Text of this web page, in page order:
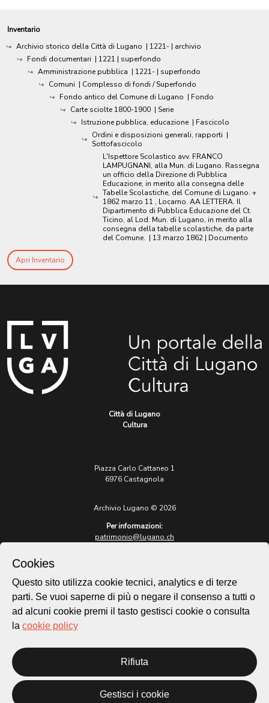
Inventario
Archivio storico della Città di Lugano | 1221- | archivio
Fondi documentari | 1221 | superfondo
Amministrazione pubblica | 1221- | superfondo
Comuni | Complesso di fondi / Superfondo
Fondo antico del Comune di Lugano | Fondo
Carte sciolte 1800-1900 | Serie
Istruzione pubblica, educazione | Fascicolo
Ordini e disposizioni generali, rapporti |
Sottofascicolo
L'Ispettore Scolastico avv. FRANCO
LAMPUGNANI, alla Mun. di Lugano. Rassegna
un officio della Direzione di Pubblica
Educazione, in merito alla consegna delle
Tabelle Scolastiche, del Comune di Lugano. +
1862 marzo 11 , Locarno. AA LETTERA. Il
Dipartimento di Pubblica Educazione del Ct.
Ticino, al Lod. Mun. di Lugano, in merito alla
consegna della tabelle scolastiche, da parte
del Comune. | 13 marzo 1862 | Documento
Apri Inventario
Città di Lugano
Cultura
Piazza Carlo Cattaneo 1
6976 Castagnola
Archivio Lugano © 2026
Per informazioni:
patrimonio@lugano.ch
lugano.ch
Cookie policy
Homepage
Temi
Mappa
Novità
Cookies
Questo sito utilizza cookie tecnici, analytics e di terze
parti. Se vuoi saperne di più o negare il consenso a tutti o
ad alcuni cookie premi il tasto gestisci cookie o consulta
la cookie policy
Rifiuta
Gestisci i cookie